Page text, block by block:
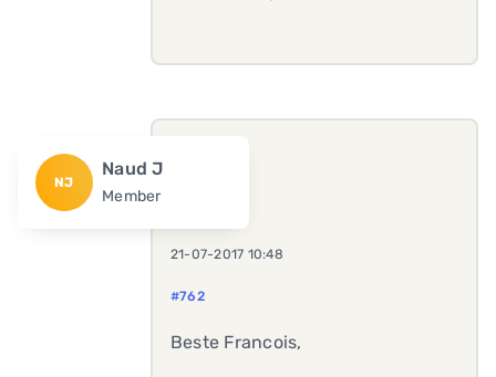
NJ
Naud J
Member
21-07-2017 10:48
#762
Beste Francois,